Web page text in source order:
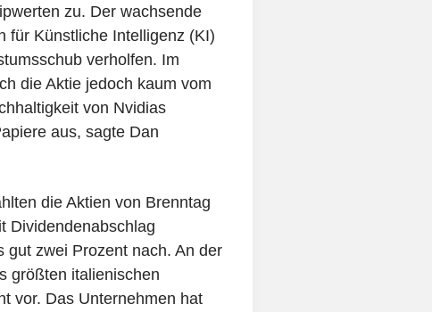
zu. Der wachsende
für Künstliche Intelligenz (KI)
verholfen. Im
die Aktie jedoch kaum vom
von Nvidias
aus, sagte Dan
die Aktien von Brenntag
Dividendenabschlag
gut zwei Prozent nach. An der
größten italienischen
vor. Das Unternehmen hat